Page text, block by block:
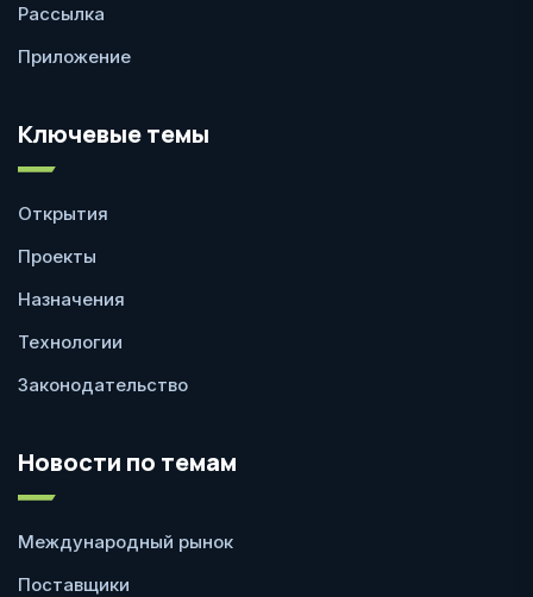
Рассылка
Приложение
Ключевые темы
Открытия
Проекты
Назначения
Технологии
Законодательство
Новости по темам
Международный рынок
Поставщики